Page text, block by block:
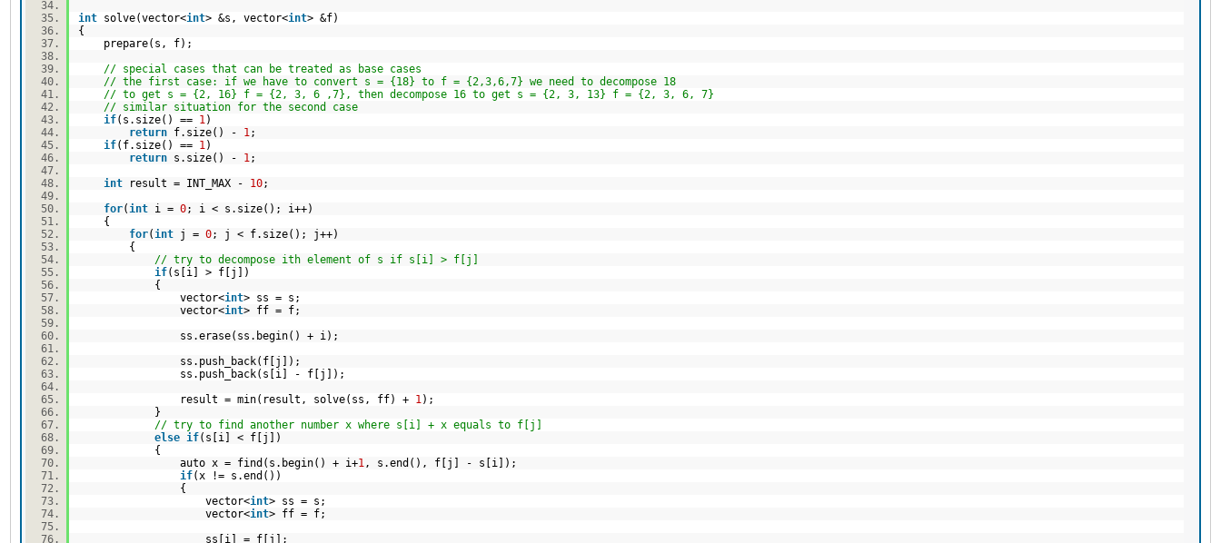
int solve(vector<int> &s, vector<int> &f)
{
prepare(s, f);
// special cases that can be treated as base cases
// the first case: if we have to convert s = {18} to f = {2,3,6,7} we need to decompose 18
// to get s = {2, 16} f = {2, 3, 6 ,7}, then decompose 16 to get s = {2, 3, 13} f = {2, 3, 6, 7}
// similar situation for the second case
if(s.size() == 1)
return f.size() - 1;
if(f.size() == 1)
return s.size() - 1;
int result = INT_MAX - 10;
for(int i = 0; i < s.size(); i++)
{
for(int j = 0; j < f.size(); j++)
{
// try to decompose ith element of s if s[i] > f[j]
if(s[i] > f[j])
{
vector<int> ss = s;
vector<int> ff = f;
ss.erase(ss.begin() + i);
ss.push_back(f[j]);
ss.push_back(s[i] - f[j]);
result = min(result, solve(ss, ff) + 1);
}
// try to find another number x where s[i] + x equals to f[j]
else if(s[i] < f[j])
{
auto x = find(s.begin() + i+1, s.end(), f[j] - s[i]);
if(x != s.end())
{
vector<int> ss = s;
vector<int> ff = f;
ss[i] = f[j];